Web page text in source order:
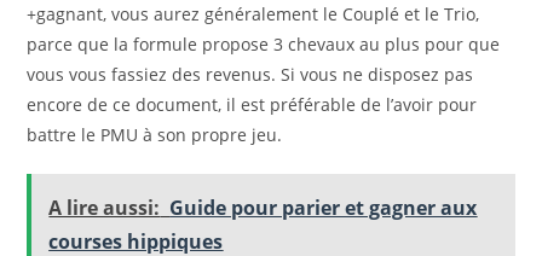
+gagnant, vous aurez généralement le Couplé et le Trio,
parce que la formule propose 3 chevaux au plus pour que
vous vous fassiez des revenus. Si vous ne disposez pas
encore de ce document, il est préférable de l’avoir pour
battre le PMU à son propre jeu.
A lire aussi: Guide pour parier et gagner aux
courses hippiques